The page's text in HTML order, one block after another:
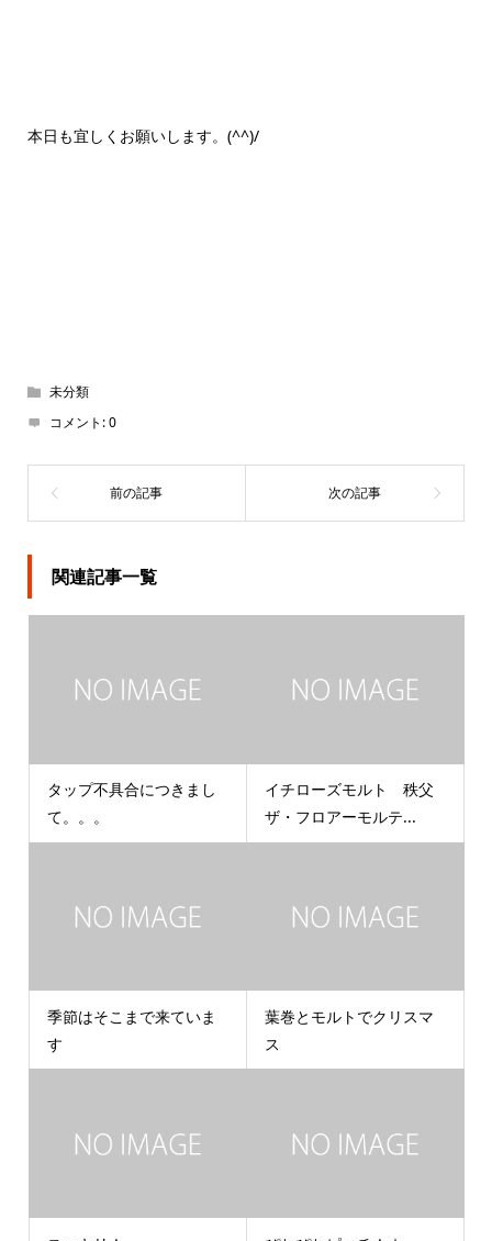
本日も宜しくお願いします。(^^)/
未分類
コメント:0
関連記事一覧
タップ不具合につきまし
て。。。
イチローズモルト 秩父
ザ・フロアーモルテ...
季節はそこまで来ていま
す
葉巻とモルトでクリスマ
ス